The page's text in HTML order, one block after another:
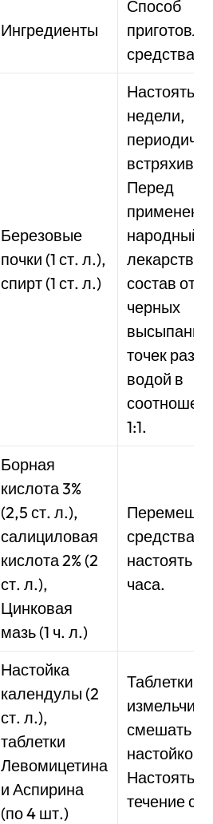
Ингредиенты
Способ
средства
Березовые
почки (1 ст. л.),
спирт (1 ст. л.)
Настоять 3
недели,
Перед
народный
состав от
черных
точек
водой в
1:1.
Борная
кислота 3%
(2,5 ст. л.),
салициловая
кислота 2% (2
ст. л.),
Цинковая
мазь (1 ч. л.)
средства,
настоять 2
часа.
Настойка
календулы (2
ст. л.),
таблетки
Левомицетина
и Аспирина
(по 4 шт.)
Таблетки
смешать с
настойкой.
Настоять в
течение